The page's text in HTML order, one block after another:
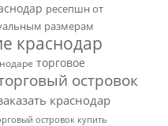
ресепшн от
размерам
краснодар
торговое
островок
краснодар
островок купить